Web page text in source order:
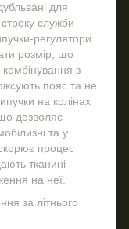
для
служби
регулятори
розмір, що
з
пояс та не
на колінах
дозволяє
та у
процес
тканині
на неї.
за літнього